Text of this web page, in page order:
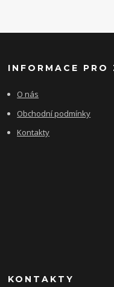
INFORMACE PRO
O nás
Obchodní podmínky
Kontakty
KONTAKTY